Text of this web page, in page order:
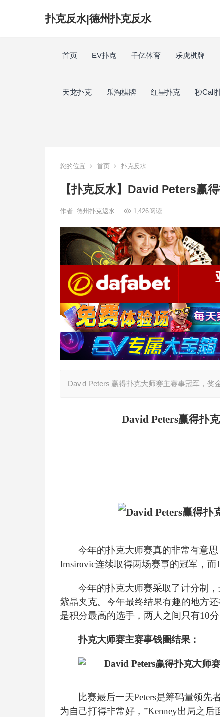
扑克反水|德州扑克反水
首页 EV扑克 千亿体育 乐虎棋牌
天龙扑克 乐淘棋牌 红星扑克 秒Call
您的位置 首页 扑克反水
【扑克反水】David Peters赢
作者: 德州扑克返水 1,426阅读
David Peters 赢得扑克大师赛主赛事冠军，奖
David Peters赢得扑
今年的扑克大师赛真的非常有意
Imsirovic连续取得两场赛事的冠军，
今年的扑克大师赛采取了计分制
紫晶夹克。今年最终结果有趣的地方
是积分最高的选手，两人之间只有10
扑克大师赛主赛事钱圈结果：
比赛最后一天Peters是筹码量领先
为自己打得非常好，”Kenney出局之